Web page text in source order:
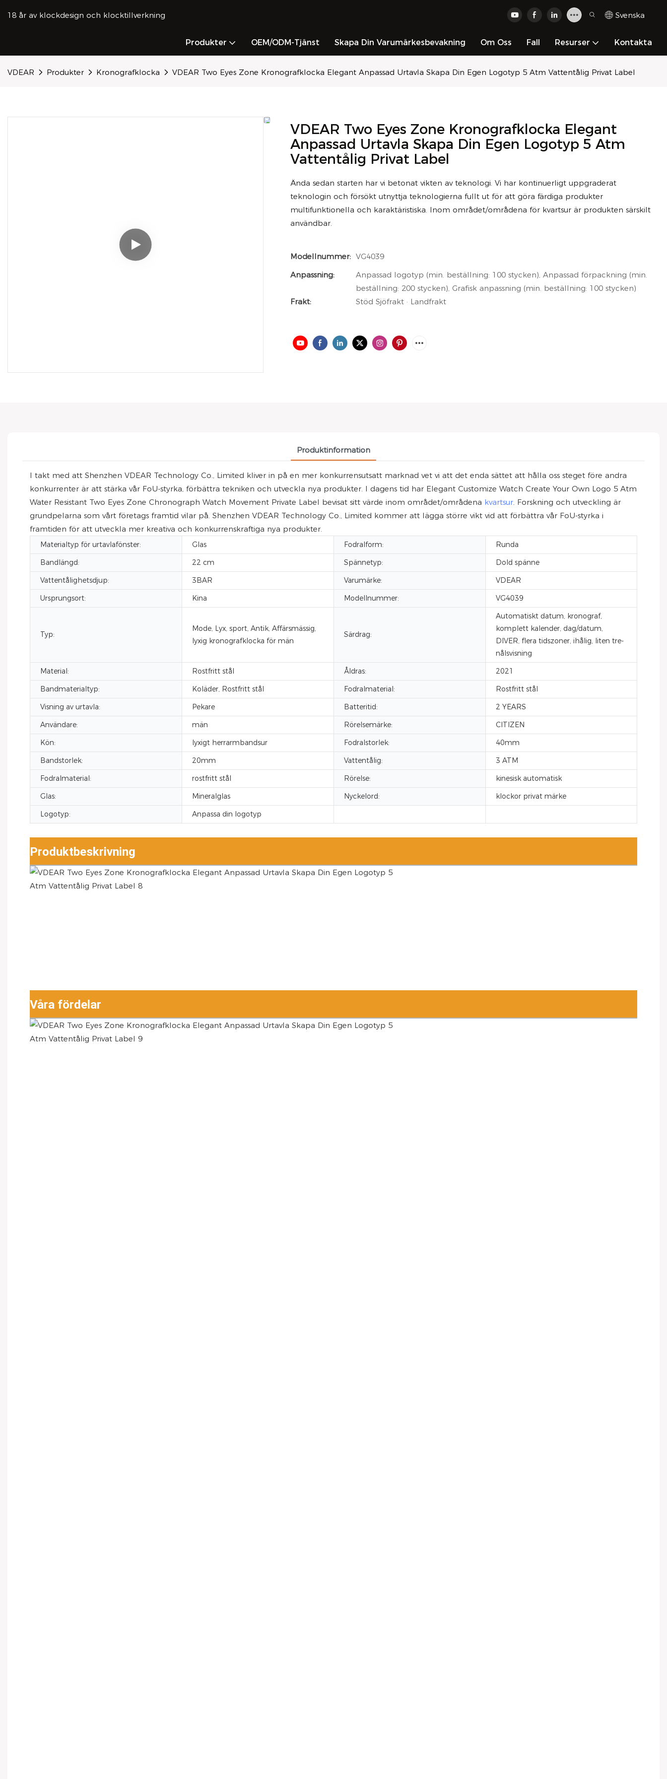
18 år av klockdesign och klocktillverkning Svenska
Produkter OEM/ODM-Tjänst Skapa Din Varumärkesbevakning Om Oss Fall Resurser Kontakta
VDEAR Produkter Kronografklocka VDEAR Two Eyes Zone Kronografklocka Elegant Anpassad Urtavla Skapa Din Egen Logotyp 5 Atm Vattentålig Privat Label
VDEAR Two Eyes Zone Kronografklocka Elegant
Anpassad Urtavla Skapa Din Egen Logotyp 5 Atm
Vattentålig Privat Label
Ända sedan starten har vi betonat vikten av teknologi. Vi har kontinuerligt uppgraderat
teknologin och försökt utnyttja teknologierna fullt ut för att göra färdiga produkter
multifunktionella och karaktäristiska. Inom området/områdena för kvartsur är produkten särskilt
användbar.
Modellnummer: VG4039
Anpassning:
Anpassad logotyp (min. beställning: 100 stycken), Anpassad förpackning (min.
beställning: 200 stycken), Grafisk anpassning (min. beställning: 100 stycken)
Frakt:
Stöd Sjöfrakt · Landfrakt
Produktinformation
I takt med att Shenzhen VDEAR Technology Co., Limited kliver in på en mer konkurrensutsatt marknad vet vi att det enda sättet att hålla oss steget före andra
konkurrenter är att stärka vår FoU-styrka, förbättra tekniken och utveckla nya produkter. I dagens tid har Elegant Customize Watch Create Your Own Logo 5 Atm
Water Resistant Two Eyes Zone Chronograph Watch Movement Private Label bevisat sitt värde inom området/områdena kvartsur. Forskning och utveckling är
grundpelarna som vårt företags framtid vilar på. Shenzhen VDEAR Technology Co., Limited kommer att lägga större vikt vid att förbättra vår FoU-styrka i
framtiden för att utveckla mer kreativa och konkurrenskraftiga nya produkter.
Materialtyp för urtavlafönster: Glas Fodralform:
Runda
Bandlängd:
22 cm Spännetyp:
Dold spänne
Vattentålighetsdjup:
3BAR Varumärke:
VDEAR
Ursprungsort:
Kina Modellnummer: VG4039
Typ:
Mode, Lyx, sport, Antik, Affärsmässig,
lyxig kronografklocka för män
Särdrag:
Automatiskt datum, kronograf,
komplett kalender, dag/datum,
DIVER, flera tidszoner, ihålig, liten tre-
nålsvisning
Material:
Rostfritt stål Åldras:
2021
Bandmaterialtyp:
Koläder, Rostfritt stål Fodralmaterial:
Rostfritt stål
Visning av urtavla:
Pekare Batteritid:
2 YEARS
Användare:
män Rörelsemärke:
CITIZEN
Kön:
lyxigt herrarmbandsur Fodralstorlek:
40mm
Bandstorlek:
20mm Vattentålig:
3 ATM
Fodralmaterial:
rostfritt stål Rörelse:
kinesisk automatisk
Glas:
Mineralglas Nyckelord:
klockor privat märke
Logotyp:
Anpassa din logotyp
Produktbeskrivning
Våra fördelar